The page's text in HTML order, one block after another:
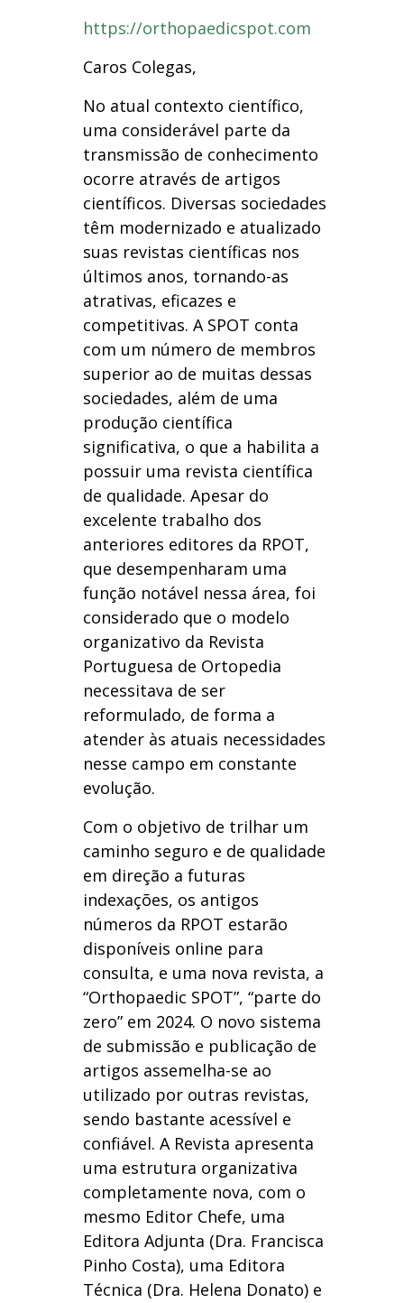
https://orthopaedicspot.com
Caros Colegas,
No atual contexto científico,
uma considerável parte da
transmissão de conhecimento
ocorre através de artigos
científicos. Diversas sociedades
têm modernizado e atualizado
suas revistas científicas nos
últimos anos, tornando-as
atrativas, eficazes e
competitivas. A SPOT conta
com um número de membros
superior ao de muitas dessas
sociedades, além de uma
produção científica
significativa, o que a habilita a
possuir uma revista científica
de qualidade. Apesar do
excelente trabalho dos
anteriores editores da RPOT,
que desempenharam uma
função notável nessa área, foi
considerado que o modelo
organizativo da Revista
Portuguesa de Ortopedia
necessitava de ser
reformulado, de forma a
atender às atuais necessidades
nesse campo em constante
evolução.
Com o objetivo de trilhar um
caminho seguro e de qualidade
em direção a futuras
indexações, os antigos
números da RPOT estarão
disponíveis online para
consulta, e uma nova revista, a
“Orthopaedic SPOT”, “parte do
zero” em 2024. O novo sistema
de submissão e publicação de
artigos assemelha-se ao
utilizado por outras revistas,
sendo bastante acessível e
confiável. A Revista apresenta
uma estrutura organizativa
completamente nova, com o
mesmo Editor Chefe, uma
Editora Adjunta (Dra. Francisca
Pinho Costa), uma Editora
Técnica (Dra. Helena Donato) e